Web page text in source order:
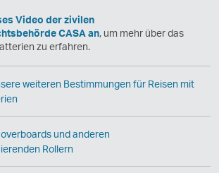
Video der zivilen
CASA an, um mehr über das
zu erfahren.
weiteren Bestimmungen für Reisen mit
und anderen
Rollern